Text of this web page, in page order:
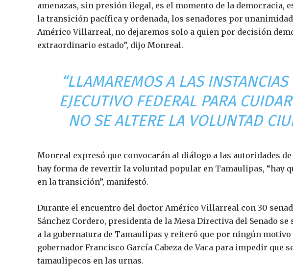
amenazas, sin presión ilegal, es el momento de la democracia,
la transición pacífica y ordenada, los senadores por
Américo Villarreal, no dejaremos solo a quien por decisión
extraordinario estado”, dijo Monreal.
“LLAMAREMOS A LAS
EJECUTIVO FEDERAL PARA
NO SE ALTERE LA VOLUNTAD
Monreal expresó que convocarán al diálogo a las autoridades
hay forma de revertir la voluntad popular en Tamaulipas, “hay
en la transición”, manifestó.
Durante el encuentro del doctor Américo Villarreal con 30
Sánchez Cordero, presidenta de la Mesa Directiva del Senado
a la gubernatura de Tamaulipas y reiteró que por ningún
gobernador Francisco García Cabeza de Vaca para impedir que
tamaulipecos en las urnas.